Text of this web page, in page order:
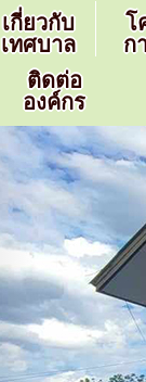
เกี่ยวกับ
เทศบาล
โ
ก
ติดต่อ
องค์กร